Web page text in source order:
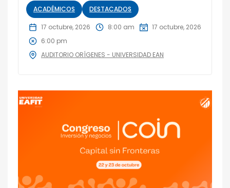
ACADÉMICOS DESTACADOS
17 octubre, 2026 8:00 am
17 octubre, 2026
6:00 pm
AUDITORIO ORÍGENES - UNIVERSIDAD EAN